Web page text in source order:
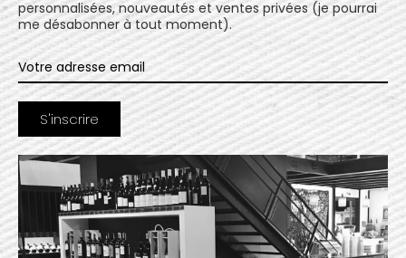
personnalisées, nouveautés et ventes privées (je pourrai
me désabonner à tout moment).